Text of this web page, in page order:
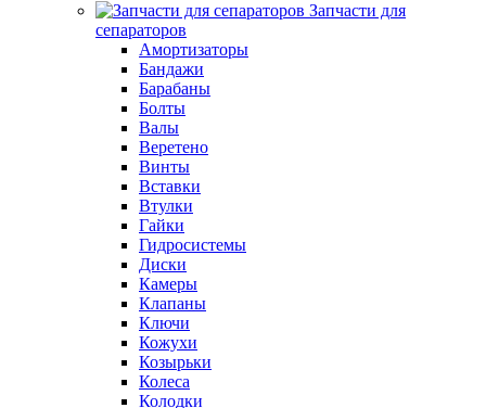
Запчасти для
сепараторов
Амортизаторы
Бандажи
Барабаны
Болты
Валы
Веретено
Винты
Вставки
Втулки
Гайки
Гидросистемы
Диски
Камеры
Клапаны
Ключи
Кожухи
Козырьки
Колеса
Колодки